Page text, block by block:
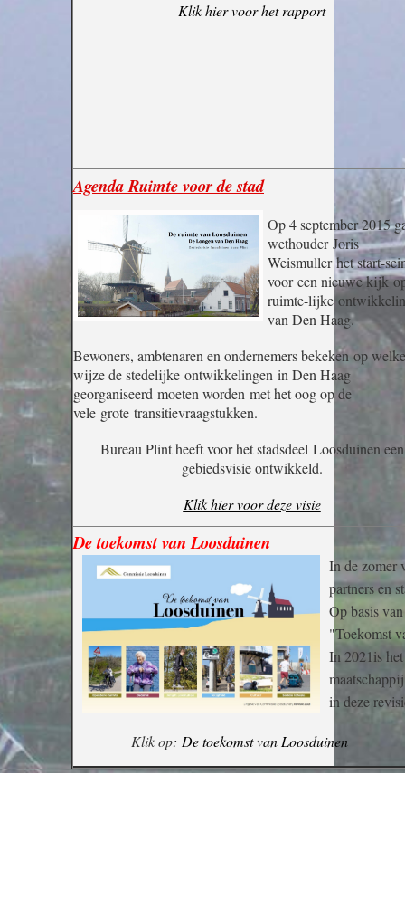
Klik hier voor het rapport
Agenda Ruimte voor de stad
Op 4 september 2015
wethouder Joris
Weismuller het start-
voor een nieuwe kijk
ruimte-lijke
van Den Haag.
Bewoners, ambtenaren en ondernemers bekekenop welke
wijze de stedelijke ontwikkelingen in Den Haag
georganiseerd moeten worden met het oog op de
vele grote transitievraagstukken.
Bureau Plint heeft voor het stadsdeel Loosduinen een
gebiedsvisie ontwikkeld.
Klik hier voor deze visie
De toekomst van Loosduinen
In de zomer
partners en
Op basis
"Toekomst
In 2021is
in deze
Klik op: De toekomst van Loosduinen